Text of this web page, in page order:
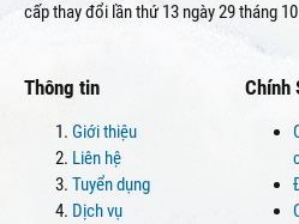
cấp thay đổi lần thứ 13 ngày 29 tháng
Thông tin
Giới thiệu
Liên hệ
Tuyển dụng
Dịch vụ
Chính